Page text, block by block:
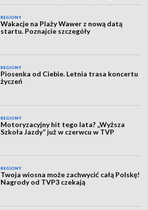
REGIONY
Wakacje na Plaży Wawer z nową datą
startu. Poznajcie szczegóły
REGIONY
Piosenka od Ciebie. Letnia trasa koncertu
życzeń
REGIONY
Motoryzacyjny hit tego lata? „Wyższa
Szkoła Jazdy” już w czerwcu w TVP
REGIONY
Twoja wiosna może zachwycić całą Polskę!
Nagrody od TVP3 czekają